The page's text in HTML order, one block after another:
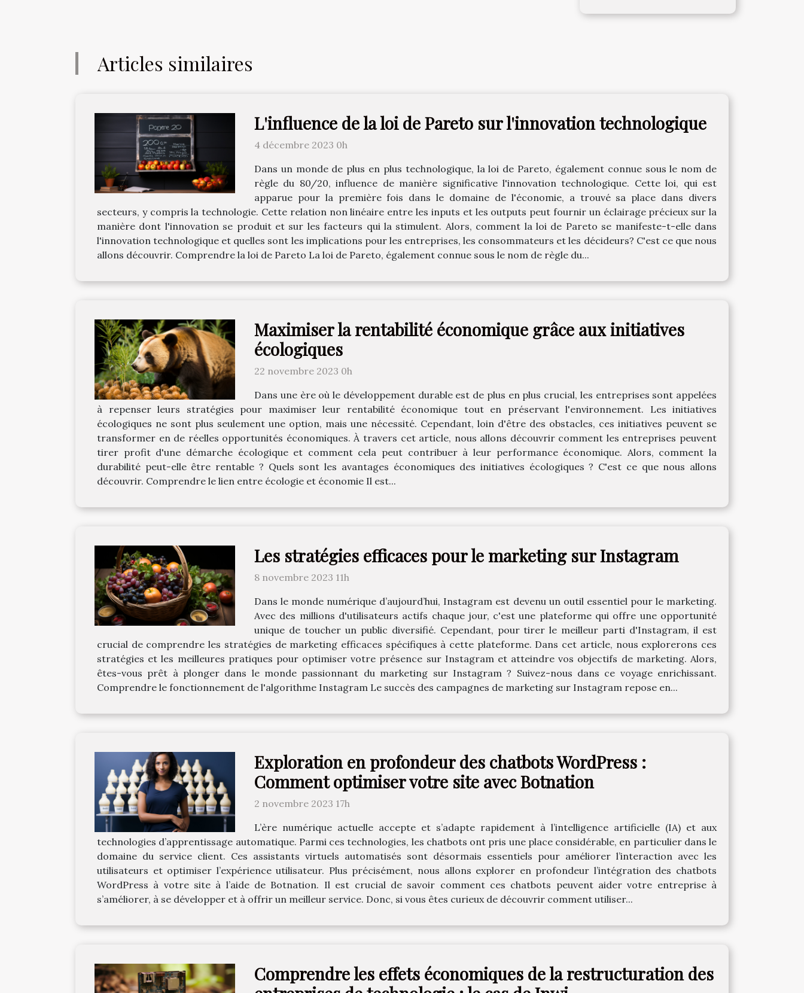
Articles similaires
L'influence de la loi de Pareto sur l'innovation technologique
4 décembre 2023 0h
Dans un monde de plus en plus technologique, la loi de Pareto, également connue sous le nom de
règle du 80/20, influence de manière significative l'innovation technologique. Cette loi, qui est
apparue pour la première fois dans le domaine de l'économie, a trouvé sa place dans divers
secteurs, y compris la technologie. Cette relation non linéaire entre les inputs et les outputs peut fournir un éclairage précieux sur la
manière dont l'innovation se produit et sur les facteurs qui la stimulent. Alors, comment la loi de Pareto se manifeste-t-elle dans
l'innovation technologique et quelles sont les implications pour les entreprises, les consommateurs et les décideurs? C'est ce que nous
allons découvrir. Comprendre la loi de Pareto La loi de Pareto, également connue sous le nom de règle du...
Maximiser la rentabilité économique grâce aux initiatives
écologiques
22 novembre 2023 0h
Dans une ère où le développement durable est de plus en plus crucial, les entreprises sont appelées
à repenser leurs stratégies pour maximiser leur rentabilité économique tout en préservant l'environnement. Les initiatives
écologiques ne sont plus seulement une option, mais une nécessité. Cependant, loin d'être des obstacles, ces initiatives peuvent se
transformer en de réelles opportunités économiques. À travers cet article, nous allons découvrir comment les entreprises peuvent
tirer profit d'une démarche écologique et comment cela peut contribuer à leur performance économique. Alors, comment la
durabilité peut-elle être rentable ? Quels sont les avantages économiques des initiatives écologiques ? C'est ce que nous allons
découvrir. Comprendre le lien entre écologie et économie Il est...
Les stratégies efficaces pour le marketing sur Instagram
8 novembre 2023 11h
Dans le monde numérique d’aujourd’hui, Instagram est devenu un outil essentiel pour le marketing.
Avec des millions d'utilisateurs actifs chaque jour, c'est une plateforme qui offre une opportunité
unique de toucher un public diversifié. Cependant, pour tirer le meilleur parti d'Instagram, il est
crucial de comprendre les stratégies de marketing efficaces spécifiques à cette plateforme. Dans cet article, nous explorerons ces
stratégies et les meilleures pratiques pour optimiser votre présence sur Instagram et atteindre vos objectifs de marketing. Alors,
êtes-vous prêt à plonger dans le monde passionnant du marketing sur Instagram ? Suivez-nous dans ce voyage enrichissant.
Comprendre le fonctionnement de l'algorithme Instagram Le succès des campagnes de marketing sur Instagram repose en...
Exploration en profondeur des chatbots WordPress :
Comment optimiser votre site avec Botnation
2 novembre 2023 17h
L’ère numérique actuelle accepte et s’adapte rapidement à l’intelligence artificielle (IA) et aux
technologies d’apprentissage automatique. Parmi ces technologies, les chatbots ont pris une place considérable, en particulier dans le
domaine du service client. Ces assistants virtuels automatisés sont désormais essentiels pour améliorer l’interaction avec les
utilisateurs et optimiser l’expérience utilisateur. Plus précisément, nous allons explorer en profondeur l’intégration des chatbots
WordPress à votre site à l’aide de Botnation. Il est crucial de savoir comment ces chatbots peuvent aider votre entreprise à
s’améliorer, à se développer et à offrir un meilleur service. Donc, si vous êtes curieux de découvrir comment utiliser...
Comprendre les effets économiques de la restructuration des